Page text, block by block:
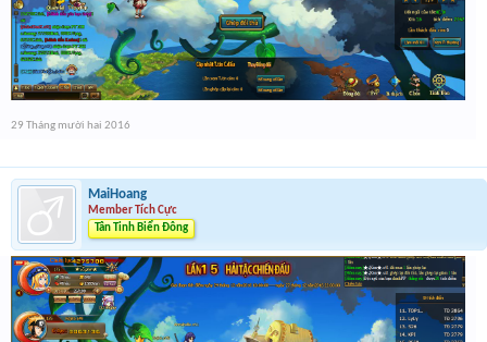
29 Tháng mười hai 2016
MaiHoang
Member Tích Cực
Tân Tinh Biển Đông